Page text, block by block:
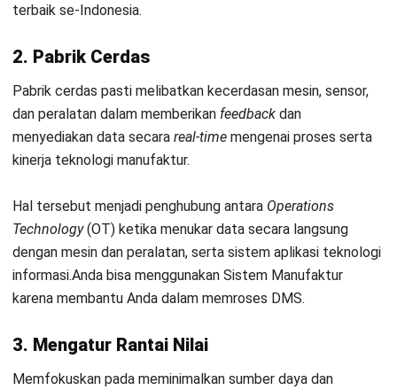
logistiksupply chain, menawarkan untuk mempersempit
penggunaan energi dan waktu yang terbuang.
2. Big Data and Analytics Tools
Peningkatan jumlah perangkat yang terhubung pada
analisis data seperti AI danlearning machinemembantu
menerjemahkan data besar menjadi wawasan yang dapat
memperkirakan saat adanya permintaan dan penawaran
yang prediktif. Proses ini berfungsi untuk menemukan dan
mengurangi sumber pemborosan agar proses manufaktur
3. Cloud Computing